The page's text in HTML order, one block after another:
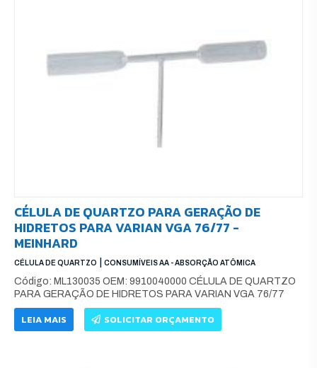
CÉLULA DE QUARTZO PARA GERAÇÃO DE
HIDRETOS PARA VARIAN VGA 76/77 -
MEINHARD
CÉLULA DE QUARTZO CONSUMÍVEIS AA - ABSORÇÃO ATÔMICA
Código: ML130035 OEM: 9910040000 CÉLULA DE QUARTZO
PARA GERAÇÃO DE HIDRETOS PARA VARIAN VGA 76/77
LEIA MAIS SOLICITAR ORÇAMENTO